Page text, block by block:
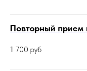
Повторный
1 700 руб